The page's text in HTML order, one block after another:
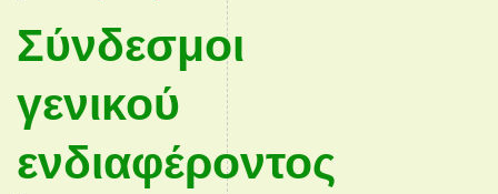
Σύνδεσμοι
γενικού
ενδιαφέροντος